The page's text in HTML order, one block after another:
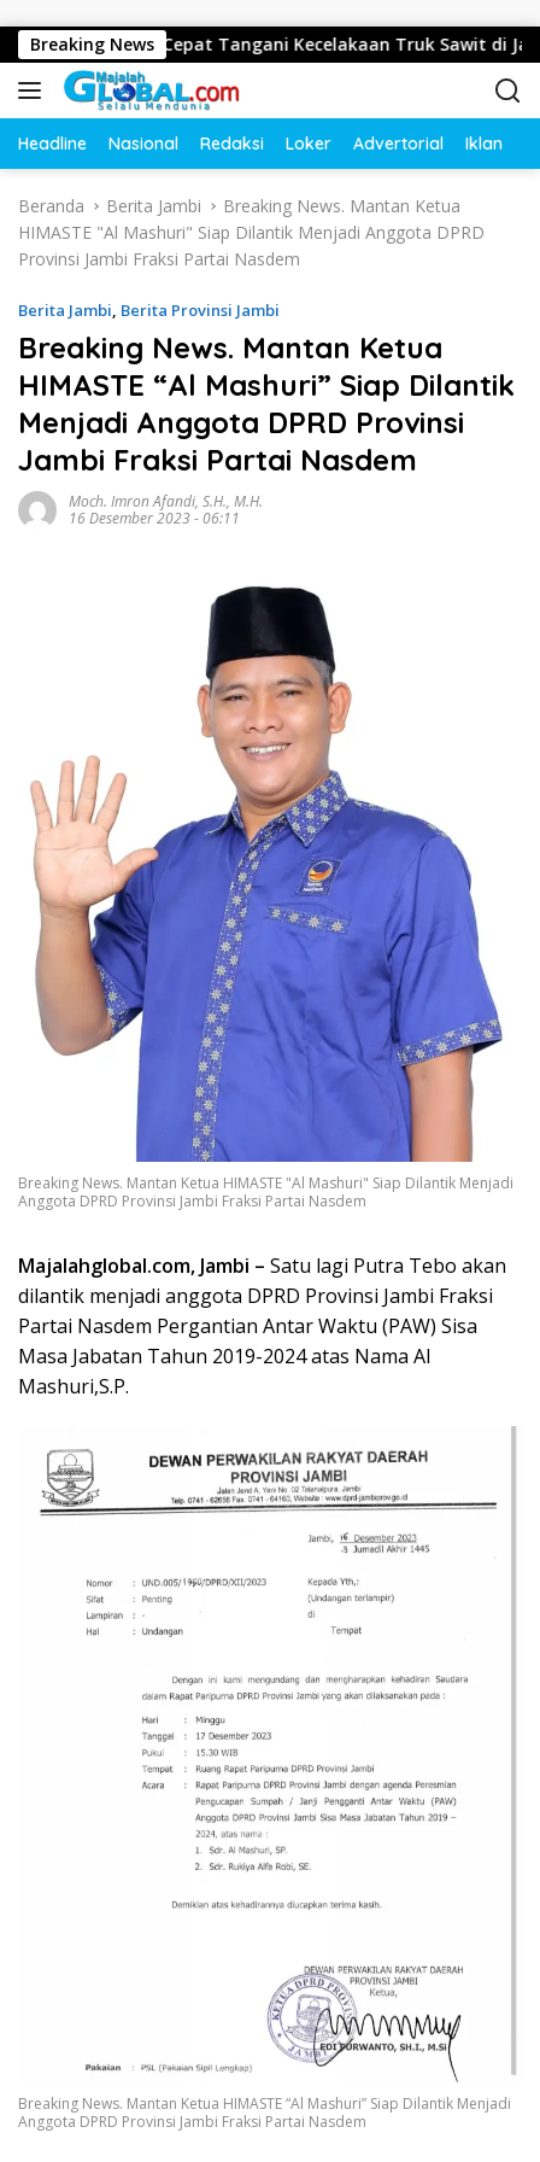
Breaking News
Gerak Cepat Tangani Kecelakaan Truk Sawit di Jalur
Headline Nasional Redaksi Loker Advertorial Iklan
Beranda Berita Jambi
Breaking News. Mantan Ketua
HIMASTE "Al Mashuri" Siap Dilantik Menjadi Anggota DPRD
Provinsi Jambi Fraksi Partai Nasdem
Berita Jambi, Berita Provinsi Jambi
Breaking News. Mantan Ketua
HIMASTE “Al Mashuri” Siap Dilantik
Menjadi Anggota DPRD Provinsi
Jambi Fraksi Partai Nasdem
Moch. Imron Afandi, S.H., M.H.
16 Desember 2023 - 06:11
Breaking News. Mantan Ketua HIMASTE "Al Mashuri" Siap Dilantik Menjadi
Anggota DPRD Provinsi Jambi Fraksi Partai Nasdem
Majalahglobal.com, Jambi – Satu lagi Putra Tebo akan
dilantik menjadi anggota DPRD Provinsi Jambi Fraksi
Partai Nasdem Pergantian Antar Waktu (PAW) Sisa
Masa Jabatan Tahun 2019-2024 atas Nama Al
Mashuri,S.P.
Breaking News. Mantan Ketua HIMASTE “Al Mashuri” Siap Dilantik Menjadi
Anggota DPRD Provinsi Jambi Fraksi Partai Nasdem